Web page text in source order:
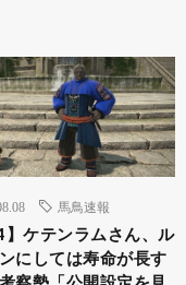
馬鳥速報
】ケテンラムさん、ル
にしては寿命が長す